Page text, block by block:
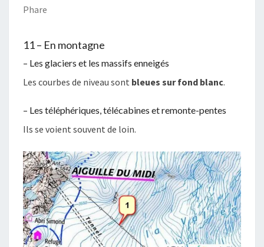
Phare
11 – En montagne
– Les glaciers et les massifs enneigés
Les courbes de niveau sont bleues sur fond blanc.
– Les téléphériques, télécabines et remonte-pentes
Ils se voient souvent de loin.